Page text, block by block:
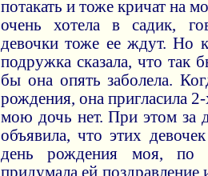
потакать и тоже кричат на
очень хотела в садик,
девочки тоже ее ждут. Но
подружка сказала, что так
бы она опять заболела.
рождения, она пригласила
мою дочь нет. При этом за
объявила, что этих
день рождения моя, по
придумала ей